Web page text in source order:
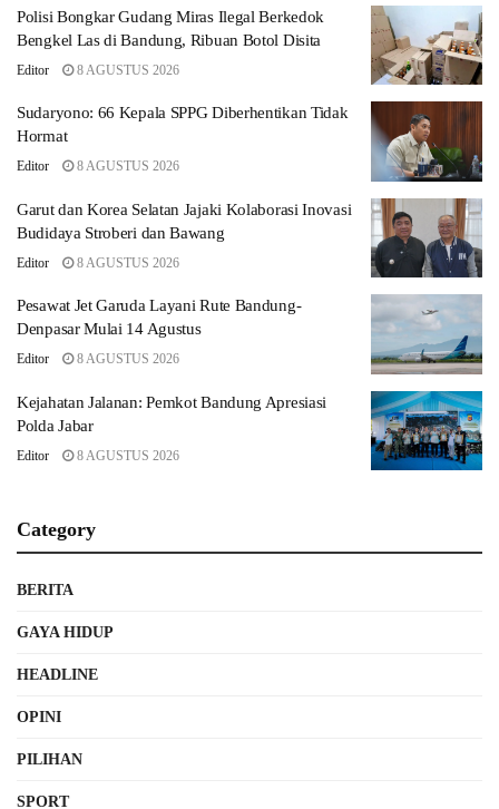
Polisi Bongkar Gudang Miras Ilegal Berkedok
Bengkel Las di Bandung, Ribuan Botol Disita
Editor 8 AGUSTUS 2026
Sudaryono: 66 Kepala SPPG Diberhentikan Tidak
Hormat
Editor 8 AGUSTUS 2026
Garut dan Korea Selatan Jajaki Kolaborasi Inovasi
Budidaya Stroberi dan Bawang
Editor 8 AGUSTUS 2026
Pesawat Jet Garuda Layani Rute Bandung-
Denpasar Mulai 14 Agustus
Editor 8 AGUSTUS 2026
Kejahatan Jalanan: Pemkot Bandung Apresiasi
Polda Jabar
Editor 8 AGUSTUS 2026
Category
BERITA
GAYA HIDUP
HEADLINE
OPINI
PILIHAN
SPORT